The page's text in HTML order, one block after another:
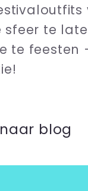
te
feesten
blog